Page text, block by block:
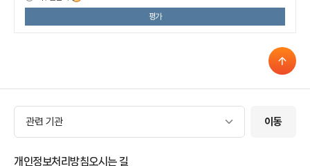
평가
관련 기관
관련 기관 이동
개인정보처리방침오시는 길